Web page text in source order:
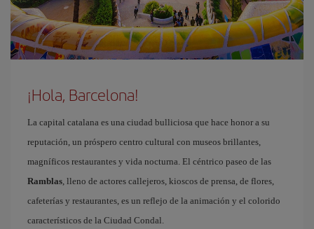
¡Hola, Barcelona!
La capital catalana es una ciudad bulliciosa que hace honor a su
reputación, un próspero centro cultural con museos brillantes,
magníficos restaurantes y vida nocturna. El céntrico paseo de las
Ramblas, lleno de actores callejeros, kioscos de prensa, de flores,
cafeterías y restaurantes, es un reflejo de la animación y el colorido
característicos de la Ciudad Condal.